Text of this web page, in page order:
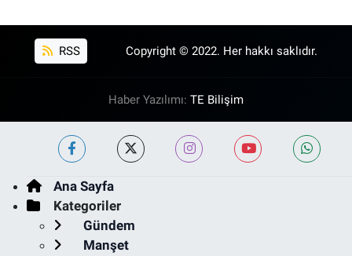
RSS Copyright © 2022. Her hakkı saklıdır.
Haber Yazılımı: TE Bilişim
Ana Sayfa
Kategoriler
Gündem
Manşet